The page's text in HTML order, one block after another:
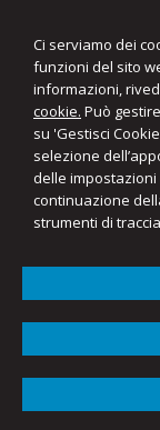
Ci serviamo dei
funzioni del sito
informazioni,
cookie. Può
su 'Gestisci
selezione
delle
continuazione
strumenti di
Favaro &
Commercialisti e
e PMI
La Favaro servizi e
costituzione di
privati.
La SRL innovativa
propria SRL